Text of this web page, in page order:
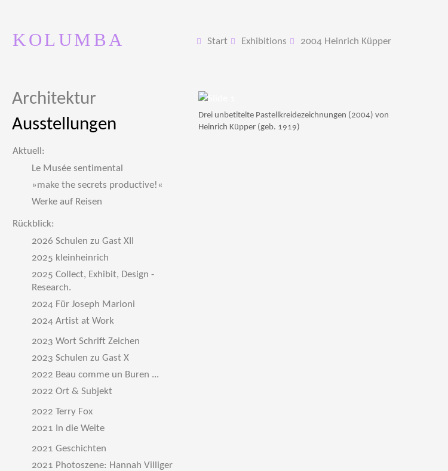
KOLUMBA Start Exhibitions 2004 Heinrich Küpper
Architektur
Ausstellungen
Aktuell:
Le Musée sentimental
»make the secrets productive!«
Werke auf Reisen
Rückblick:
2026 Schulen zu Gast XII
2025 kleinheinrich
2025 Collect, Exhibit, Design -
Research.
2024 Für Joseph Marioni
2024 Artist at Work
2023 Wort Schrift Zeichen
2023 Schulen zu Gast X
2022 Beau comme un Buren ...
2022 Ort & Subjekt
2022 Terry Fox
2021 In die Weite
2021 Geschichten
2021 Photoszene: Hannah Villiger
Drei unbetitelte Pastellkreidezeichnungen (2004) von
Heinrich Küpper (geb. 1919)